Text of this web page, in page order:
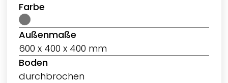
Farbe
Außenmaße
600 x 400 x 400 mm
Boden
durchbrochen